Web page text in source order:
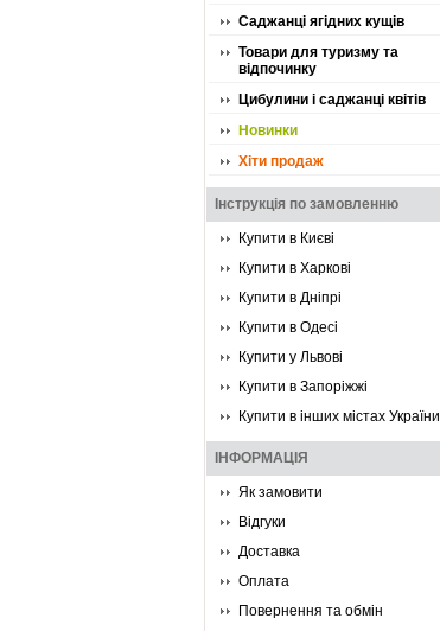
Саджанці ягідних кущів
Товари для туризму та
відпочинку
Цибулини і саджанці квітів
Новинки
Хіти продаж
Інструкція по замовленню
Купити в Києві
Купити в Харкові
Купити в Дніпрі
Купити в Одесі
Купити у Львові
Купити в Запоріжжі
Купити в інших містах України
ІНФОРМАЦІЯ
Як замовити
Відгуки
Доставка
Оплата
Повернення та обмін